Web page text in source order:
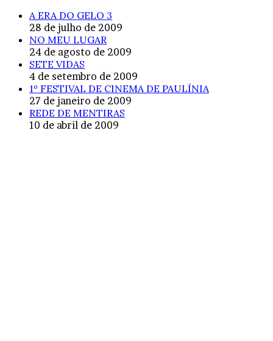
A ERA DO GELO 3
28 de julho de 2009
NO MEU LUGAR
24 de agosto de 2009
SETE VIDAS
4 de setembro de 2009
1º FESTIVAL DE CINEMA DE PAULÍNIA
27 de janeiro de 2009
REDE DE MENTIRAS
10 de abril de 2009